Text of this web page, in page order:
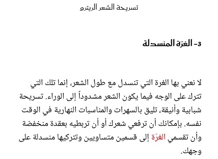
تسريحة الشعر الريترو
3- الغرّة المنسدلة
لا نعني بها الغرة التي تنسدل مع طول الشعر، إنما تلك التي
تترك على الوجه فيما يكون الشعر مشدوداً إلى الوراء. تسريحة
شبابية وأنيقة، تليق بالسهرات والمناسبات النهارية في الوقت
نفسه. بإمكانك أن ترفعي شعرك أو أن تربطيه بعقدة منخفضة
وأن تقسمي الغرّة إلى قسمين متساويين وتتركيها منسدلة على
وجهك.